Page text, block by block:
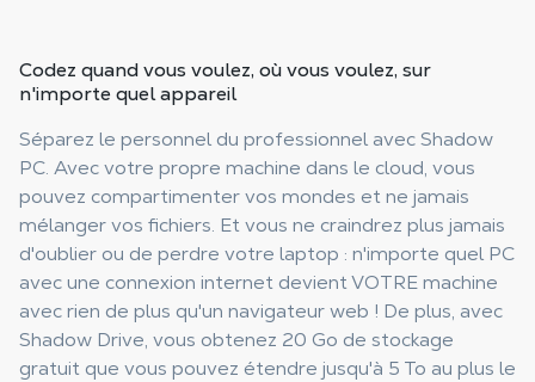
Codez quand vous voulez, où vous voulez, sur
n'importe quel appareil
Séparez le personnel du professionnel avec Shadow
PC. Avec votre propre machine dans le cloud, vous
pouvez compartimenter vos mondes et ne jamais
mélanger vos fichiers. Et vous ne craindrez plus jamais
d'oublier ou de perdre votre laptop : n'importe quel PC
avec une connexion internet devient VOTRE machine
avec rien de plus qu'un navigateur web ! De plus, avec
Shadow Drive, vous obtenez 20 Go de stockage
gratuit que vous pouvez étendre jusqu'à 5 To au plus le